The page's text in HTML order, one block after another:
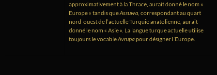
approximativement à la Thrace, aurait donné le nom «
Europe » tandis queAssuwa, correspondant au quart
nord-ouest de l’actuelle Turquie anatolienne, aurait
donné le nom « Asie ». La langue turque actuelle utilise
toujours le vocableAvrupapour désigner l’Europe.